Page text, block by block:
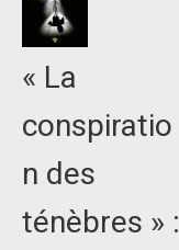
« La
conspiratio
n des
ténèbres » :